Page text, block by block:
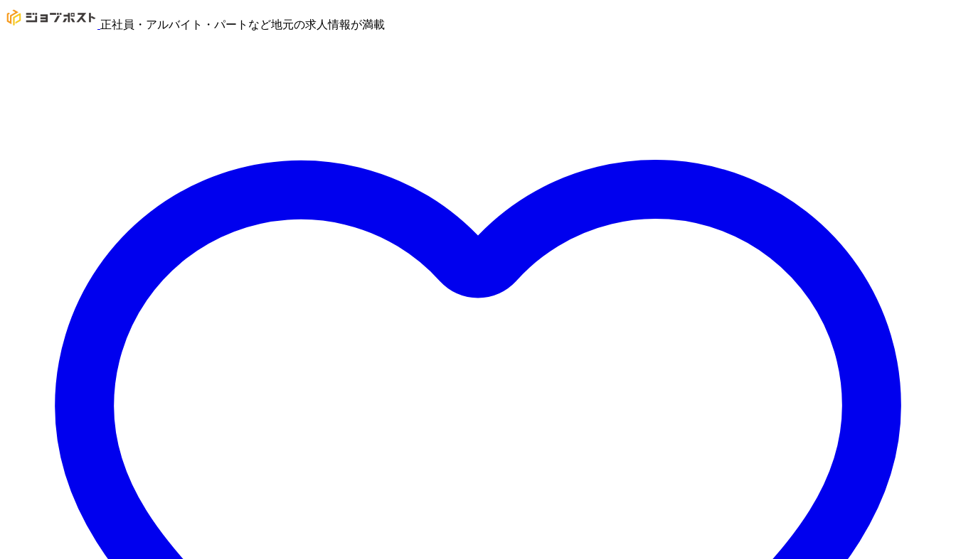
正社員・アルバイト・パートなど地元の求人情報が満載